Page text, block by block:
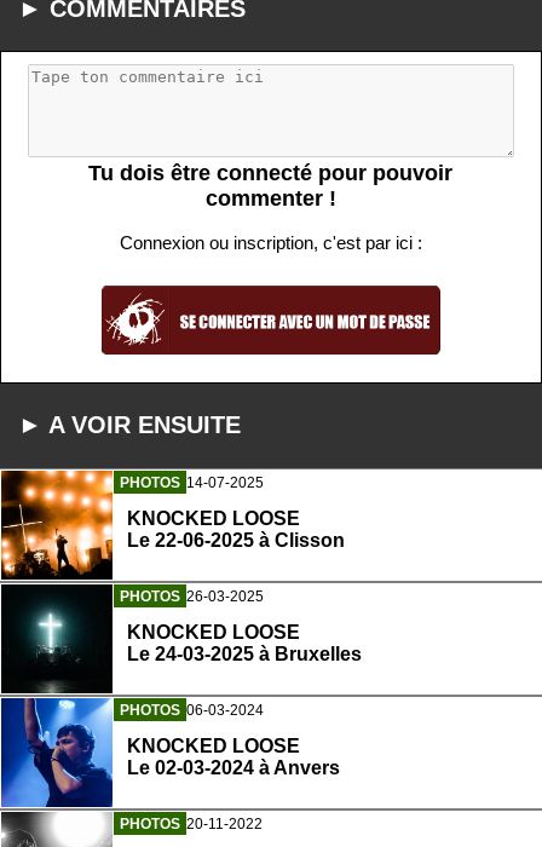
► COMMENTAIRES
Tu dois être connecté pour pouvoir
commenter !
Connexion ou inscription, c'est par ici :
► A VOIR ENSUITE
PHOTOS 14-07-2025
KNOCKED LOOSE
Le 22-06-2025 à Clisson
PHOTOS 26-03-2025
KNOCKED LOOSE
Le 24-03-2025 à Bruxelles
PHOTOS 06-03-2024
KNOCKED LOOSE
Le 02-03-2024 à Anvers
PHOTOS 20-11-2022